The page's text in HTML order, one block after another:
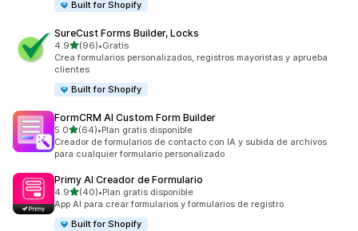
Built for Shopify
SureCust Forms Builder, Locks
4.9de 5 estrellas
(96)
96 reseñas en total
•Gratis
Crea formularios personalizados, registros mayoristas y aprueba
clientes
Built for Shopify
FormCRM AI Custom Form Builder
5.0de 5 estrellas
(64)
64 reseñas en total
•Plan gratis disponible
Creador de formularios de contacto con IA y subida de archivos
para cualquier formulario personalizado
Primy AI Creador de Formulario
4.9de 5 estrellas
(40)
40 reseñas en total
•Plan gratis disponible
App AI para crear formularios y formularios de registro
Built for Shopify